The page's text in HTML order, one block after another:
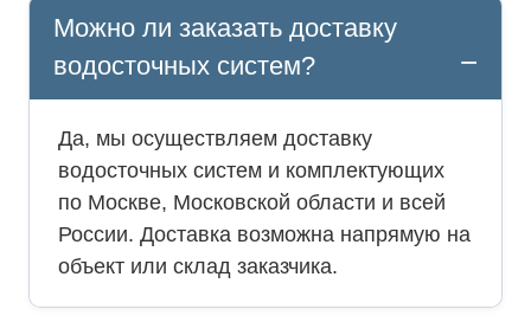
Можно ли заказать доставку
водосточных систем?
Да, мы осуществляем доставку
водосточных систем и комплектующих
по Москве, Московской области и всей
России. Доставка возможна напрямую на
объект или склад заказчика.